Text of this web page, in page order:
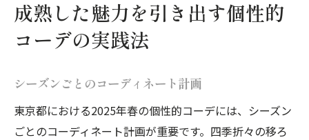
成熟した魅力を引き出す個性的
コーデの実践法
シーズンごとのコーディネート計画
東京都における2025年春の個性的コーデには、シーズン
ごとのコーディネート計画が重要です。四季折々の移ろ